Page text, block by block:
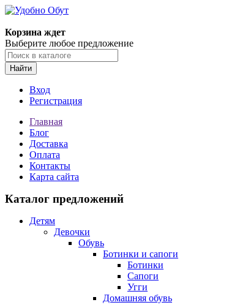
Корзина ждет
Выберите любое предложение
Найти
Вход
Регистрация
Главная
Блог
Доставка
Оплата
Контакты
Карта сайта
Каталог предложений
Детям
Девочки
Обувь
Ботинки и сапоги
Ботинки
Сапоги
Угги
Домашняя обувь